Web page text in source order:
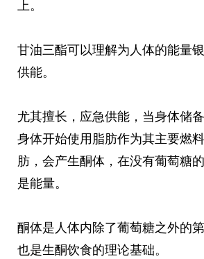
上。
甘油三酯可以理解为人体的能量
供能。
尤其擅长，应急供能，当身体储
身体开始使用脂肪作为其主要燃
肪，会产生酮体，在没有葡萄糖
是能量。
酮体是人体内除了葡萄糖之外的
也是生酮饮食的理论基础。